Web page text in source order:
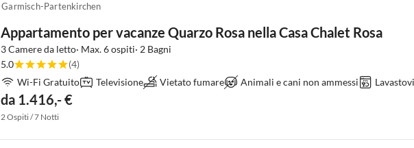
Garmisch-Partenkirchen
Appartamento per vacanze Quarzo Rosa nella Casa Chalet Rosa
3 Camere da letto· Max. 6 ospiti· 2 Bagni
5.0
(4)
Wi-Fi Gratuito
Televisione Vietato fumare Animali e cani non ammessi
da 1.416,- €
2 Ospiti / 7 Notti